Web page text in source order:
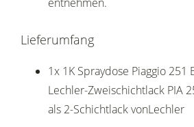
Lieferumfang
1x 1K Spraydose Piaggio 251
Lechler-Zweischichtlack PIA
als 2-Schichtlack vonLechler